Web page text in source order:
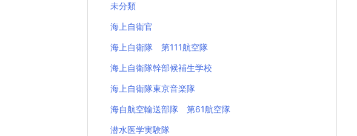
未分類
海上自衛官
海上自衛隊 第111航空隊
海上自衛隊幹部候補生学校
海上自衛隊東京音楽隊
海自航空輸送部隊 第61航空隊
潜水医学実験隊